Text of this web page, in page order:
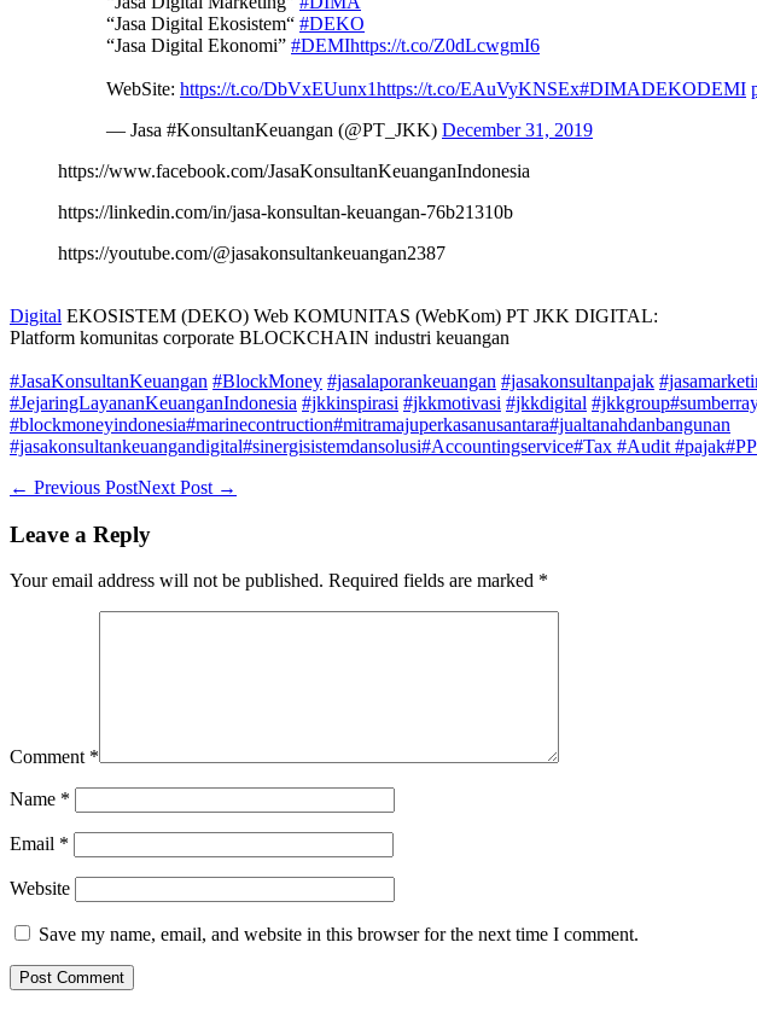
“Jasa Digital Ekosistem“ #DEKO
“Jasa Digital Ekonomi” #DEMIhttps://t.co/Z0dLcwgmI6
WebSite: https://t.co/DbVxEUunx1https://t.co/EAuVyKNSEx#DIMADEKODEMI
— Jasa #KonsultanKeuangan (@PT_JKK) December 31, 2019
https://www.facebook.com/JasaKonsultanKeuanganIndonesia
https://linkedin.com/in/jasa-konsultan-keuangan-76b21310b
https://youtube.com/@jasakonsultankeuangan2387
Digital EKOSISTEM (DEKO) Web KOMUNITAS (WebKom) PT JKK DIGITAL:
Platform komunitas corporate BLOCKCHAIN industri keuangan
#JasaKonsultanKeuangan #BlockMoney #jasalaporankeuangan #jasakonsultanpajak
#JejaringLayananKeuanganIndonesia #jkkinspirasi #jkkmotivasi #jkkdigital #jkkgroup
#blockmoneyindonesia#marinecontruction#mitramajuperkasanusantara#jualtanahdanbangunan
#jasakonsultankeuangandigital#sinergisistemdansolusi#Accountingservice#Tax #Audit #pajak
Post
← Previous PostNext Post →
Leave a Reply
Your email address will not be published. Required fields are marked *
Comment *
Name *
Email *
Website
Save my name, email, and website in this browser for the next time I comment.